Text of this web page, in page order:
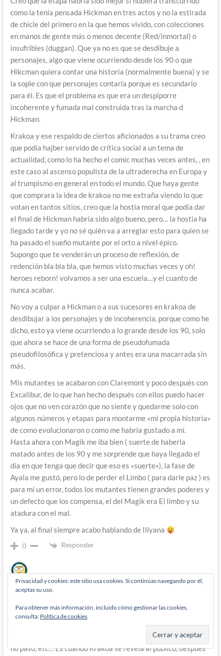
como la tenía pensada Hickman en tres actos y no la estirada
de chicle del primero en la que hemos vivido, con colecciones
en manos de gente más o menos decente (Red/inmortal) o
insufribles (duggan). Que ya no es que se desdibuje a
personajes, algo que viene ocurriendo desde los 90 o que
Hikcman quiera contar una historia (normalmente buena) y se
la sople con que personajes contarla porque es secundario
para él. Es que el problema es que era un despiporre
incoherente y fumada mal construida tras la marcha d
Hickman.
Krakoa y ese respaldo de ciertos aficionados a su trama creo
que podía hajber servido de crítica social a un tema de
actualidad, como lo ha hecho el comic muchas veces antes, , en
este caso al ascenso populista de la ultraderecha en Europa y
al trumpismo en general en todo el mundo. Que haya gente
que comprara la idea de krakoa no me extraña viendo lo que
votan en tantos sitios, creo que la hostia moral que podía dar
el final de Hickman habría sido algo bueno, pero… la hostia ha
llegado tarde y yo no sé quién va a arreglar esto para quien se
ha pasado el sueño mutante por el orto a nivel épico.
Supongo que te venderán un proceso de reflexión, de
redención bla bla bla, que hemos visto muchas veces y oh!
heroes reborn! volvamos a ser una escuela…y el cuanto de
nunca acabar.
No voy a culpar a Hickman o a sus sucesores en krakoa de
desdibujar a los personajes y de incoherencia, porque como he
dicho, esto ya viene ocurriendo a lo grande desde los 90, solo
que ahora se hace de una forma de pseudofumada
pseudofilosófica y pretenciosa y antes era una macarrada sin
más.
Mis mutantes se acabaron con Claremont y poco después con
Excalibur, de lo que han hecho después con ellos puedo hacer
ojos que no ven corazón que no siente y quedarme solo con
algunos números y etapas para montarme «mi propia historia»
de como evolucionaron o como me habría gustado a mí.
Hasta ahora con Magik me iba bien ( suerte de haberla
matado antes de los 90 y me sorprende que haya llegado el
día en que tenga que decir que eso es «suerte»), la fase de
Ayala me gustó, pero lo de perder el Limbo ( para darle paz ) es
para mí un error, todos los mutantes tienen grandes poderes y
un defecto que los compensa, el del Magik era El limbo y su
atadura con el mal.
Ya ya, al final siempre acabo hablando de Illyana
0 Responder
Foggy
lejana House / Powers of X, se establece que en la línea
temporal que cuenta Krakoa, Xavier nunca fundó el quinteto
original de los Xmen, nunca fue en silla de ruedas, fénix oscura
no pasó, etc… Es cuando Krakoa se revela al público, después
Privacidad y cookies: este sitio usa cookies. Si continúas navegando por él,
aceptas su uso.
Para obtener más información, incluido cómo gestionar las cookies,
consulta: Política de cookies